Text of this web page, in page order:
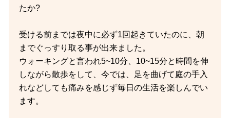
たか?
受ける前までは夜中に必ず1回起きていたのに、朝
までぐっすり取る事が出来ました。
ウォーキングと言われ5~10分、10~15分と時間を伸
しながら散歩をして、今では、足を曲げて庭の手入
れなどしても痛みを感じず毎日の生活を楽しんでい
ます。